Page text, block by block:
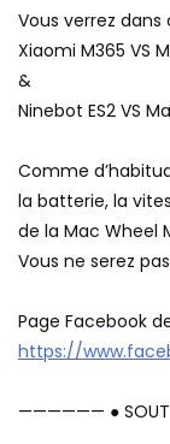
Vous verrez
Xiaomi M365 VS
&
Ninebot ES2 VS
Comme
la batterie, la
de la Mac Wheel
Vous ne serez
Page Facebook
https://
—————— ●